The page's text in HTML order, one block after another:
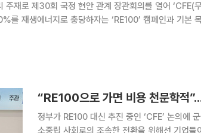
주재로 제30회 국정 현안 관계 장관회의를 열어 ‘CFE(
를 재생에너지로 충당하자는 ‘RE100’ 캠페인과 기본
“RE100으로 가면 비용 천문학적
정부가 RE100 대신 추진 중인 ‘CFE’ 논의에
소중립 사회로의 조속한 전환을 위해선 기업